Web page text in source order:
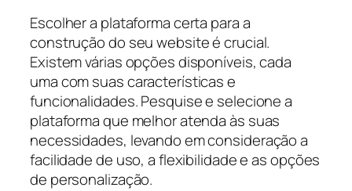
Escolher a plataforma certa para a
construção do seu website é crucial.
Existem várias opções disponíveis, cada
uma com suas características e
funcionalidades. Pesquise e selecione a
plataforma que melhor atenda às suas
necessidades, levando em consideração a
facilidade de uso, a flexibilidade e as opções
de personalização.